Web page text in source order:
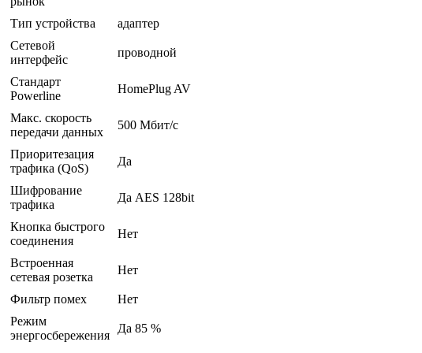
Тип устройства
адаптер
Сетевой
интерфейс
проводной
Стандарт
Powerline
HomePlug AV
Макс. скорость
передачи данных
500 Мбит/с
Приоритезация
трафика (QoS)
Да
Шифрование
трафика
Да AES 128bit
Кнопка быстрого
соединения
Нет
Встроенная
сетевая розетка
Нет
Фильтр помех
Нет
Режим
энергосбережения
Да 85 %